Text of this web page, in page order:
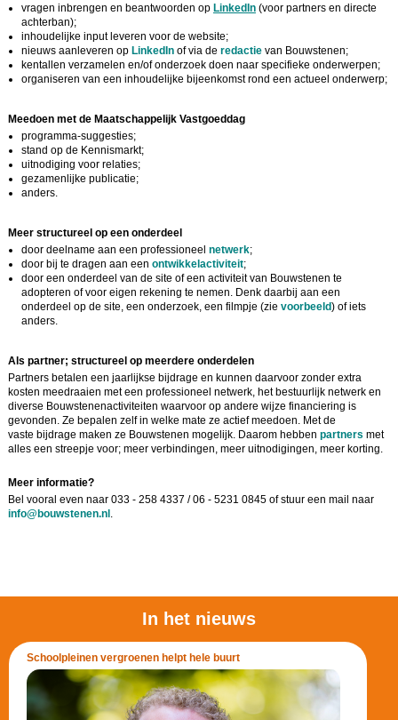
vragen inbrengen en beantwoorden op LinkedIn(voor partners en directe
achterban);
inhoudelijke input leveren voor de website;
nieuws aanleveren op LinkedInof via de redactievan Bouwstenen;
kentallen verzamelen en/of onderzoek doen naar specifieke onderwerpen;
organiseren van een inhoudelijke bijeenkomst rond een actueel onderwerp;
Meedoen met de Maatschappelijk Vastgoeddag
programma-suggesties;
stand op de Kennismarkt;
uitnodiging voor relaties;
gezamenlijke publicatie;
anders.
Meer structureel op een onderdeel
door deelname aan een professioneel netwerk;
door bij te dragen aan een ontwikkelactiviteit;
door een onderdeel van de site of een activiteit van Bouwstenen te
adopteren of voor eigen rekening te nemen. Denk daarbij aan een
onderdeel op de site, een onderzoek, een filmpje (zie voorbeeld) of iets
anders.
Als partner; structureel op meerdere onderdelen
Partners betalen een jaarlijkse bijdrage en kunnen daarvoor zonder extra
kosten meedraaien met een professioneel netwerk, het bestuurlijk netwerk en
diverse Bouwstenenactiviteiten waarvoor op andere wijze financiering is
gevonden. Ze bepalen zelf in welke mate ze actief meedoen. Met de
vaste bijdrage maken ze Bouwstenen mogelijk. Daarom hebben partners met
alles een streepje voor; meer verbindingen, meer uitnodigingen, meer korting.
Meer informatie?
Bel vooral even naar 033 - 258 4337 / 06 - 5231 0845 of stuur een mail naar
info@bouwstenen.nl.
In het nieuws
Schoolpleinen vergroenen helpt hele buurt